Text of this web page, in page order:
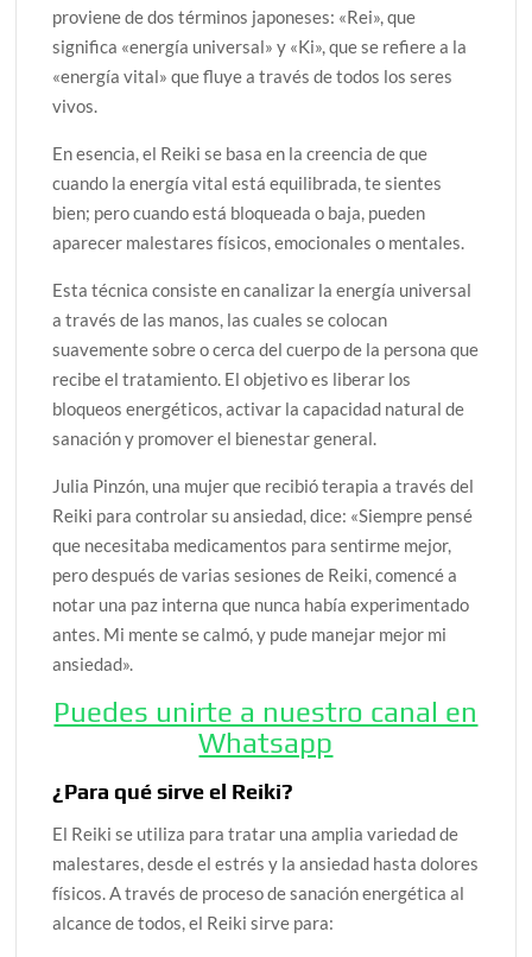
proviene de dos términos japoneses: «Rei», que
significa «energía universal» y «Ki», que se refiere a la
«energía vital» que fluye a través de todos los seres
vivos.
En esencia, el Reiki se basa en la creencia de que
cuando la energía vital está equilibrada, te sientes
bien; pero cuando está bloqueada o baja, pueden
aparecer malestares físicos, emocionales o mentales.
Esta técnica consiste en canalizar la energía universal
a través de las manos, las cuales se colocan
suavemente sobre o cerca del cuerpo de la persona que
recibe el tratamiento. El objetivo es liberar los
bloqueos energéticos, activar la capacidad natural de
sanación y promover el bienestar general.
Julia Pinzón, una mujer que recibió terapia a través del
Reiki para controlar su ansiedad, dice: «Siempre pensé
que necesitaba medicamentos para sentirme mejor,
pero después de varias sesiones de Reiki, comencé a
notar una paz interna que nunca había experimentado
antes. Mi mente se calmó, y pude manejar mejor mi
ansiedad».
Puedes unirte a nuestro canal en
Whatsapp
¿Para qué sirve el Reiki?
El Reiki se utiliza para tratar una amplia variedad de
malestares, desde el estrés y la ansiedad hasta dolores
físicos. A través de proceso de sanación energética al
alcance de todos, el Reiki sirve para: